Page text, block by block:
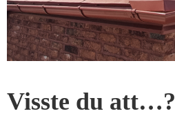
Visste du att…?